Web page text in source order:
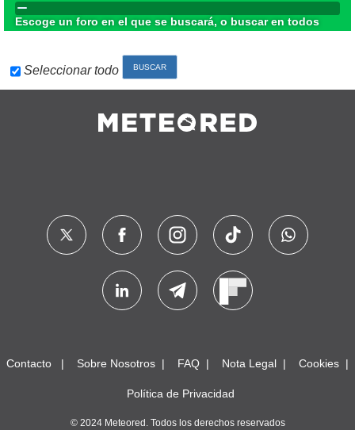
Escoge un foro en el que se buscará, o buscar en todos
Seleccionar todo
Contacto Sobre Nosotros FAQ Nota Legal Cookies
Política de Privacidad
© 2024 Meteored. Todos los derechos reservados